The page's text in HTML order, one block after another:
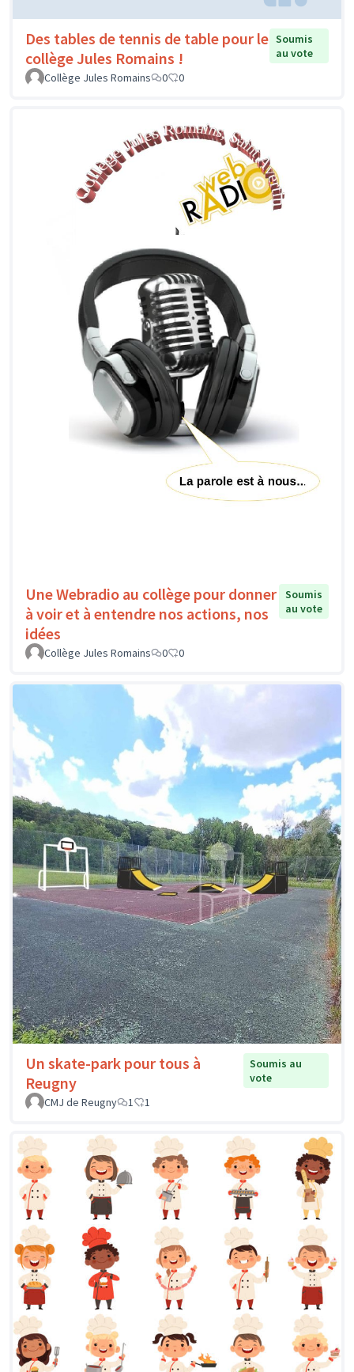
Des tables de tennis de table pour le
collège Jules Romains !
Soumis
au vote
Collège Jules Romains
0 0
Une Webradio au collège pour donner
à voir et à entendre nos actions, nos
idées
Soumis
au vote
Collège Jules Romains 0 0
Un skate-park pour tous à
Reugny
Soumis au
vote
CMJ de Reugny
1 1